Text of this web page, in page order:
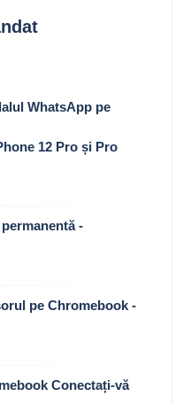
WhatsApp pe
12 Pro și Pro
-
pe Chromebook -
Conectați-vă